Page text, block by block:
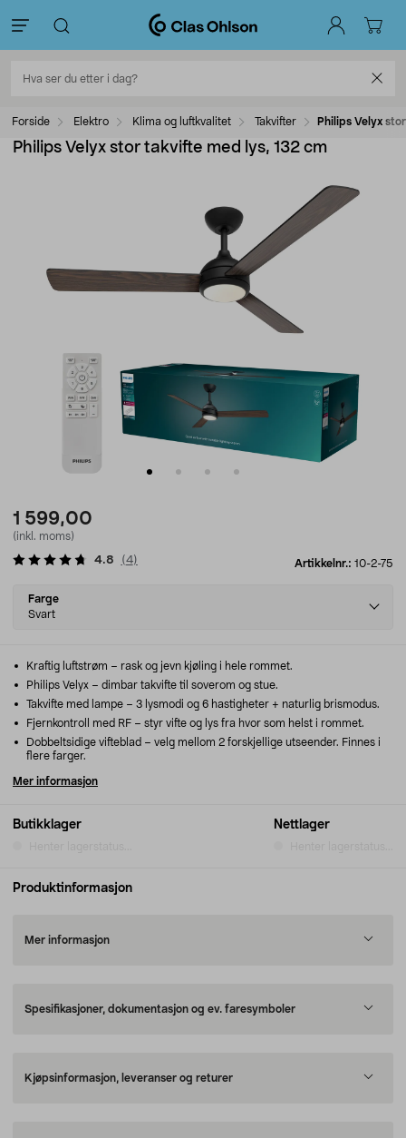
Forside Elektro Klima og luftkvalitet Takvifter Philips Velyx
Philips Velyx stor takvifte med lys, 132 cm
1 599,00
(inkl. moms)
Artikkelnr.: 10-2-75
4.8 (4)
Select
variant
Farge
Svart
Butikklager Nettlager
Kraftig luftstrøm – rask og jevn kjøling i hele rommet.
Philips Velyx – dimbar takvifte til soverom og stue.
Takvifte med lampe – 3 lysmodi og 6 hastigheter + naturlig brismodus.
Fjernkontroll med RF – styr vifte og lys fra hvor som helst i rommet.
Dobbeltsidige vifteblad – velg mellom 2 forskjellige utseender. Finnes i
flere farger.
Mer informasjon
Produktinformasjon
Mer informasjon
Spesifikasjoner, dokumentasjon og ev. faresymboler
Kjøpsinformasjon, leveranser og returer